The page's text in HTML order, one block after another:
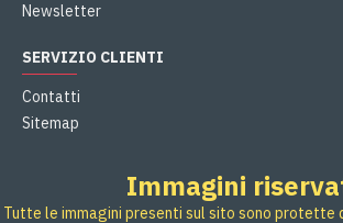
Newsletter
SERVIZIO CLIENTI
Contatti
Sitemap
Immagini
Tutte le immagini presenti sul sito sono protette